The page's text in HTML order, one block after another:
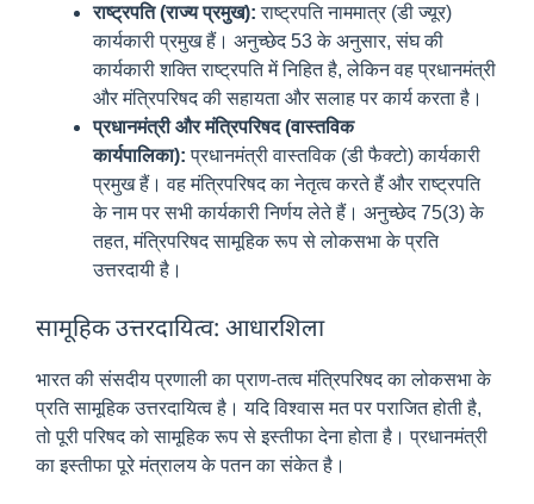
राष्ट्रपति (राज्य प्रमुख): राष्ट्रपति नाममात्र (डी ज्यूर)
कार्यकारी प्रमुख हैं। अनुच्छेद 53 के अनुसार, संघ की
कार्यकारी शक्ति राष्ट्रपति में निहित है, लेकिन वह प्रधानमंत्री
और मंत्रिपरिषद की सहायता और सलाह पर कार्य करता है।
प्रधानमंत्री और मंत्रिपरिषद (वास्तविक
कार्यपालिका): प्रधानमंत्री वास्तविक (डी फैक्टो) कार्यकारी
प्रमुख हैं। वह मंत्रिपरिषद का नेतृत्व करते हैं और राष्ट्रपति
के नाम पर सभी कार्यकारी निर्णय लेते हैं। अनुच्छेद 75(3) के
तहत, मंत्रिपरिषद सामूहिक रूप से लोकसभा के प्रति
उत्तरदायी है।
सामूहिक उत्तरदायित्व: आधारशिला
भारत की संसदीय प्रणाली का प्राण-तत्व मंत्रिपरिषद का लोकसभा के
प्रति सामूहिक उत्तरदायित्व है। यदि विश्वास मत पर पराजित होती है,
तो पूरी परिषद को सामूहिक रूप से इस्तीफा देना होता है। प्रधानमंत्री
का इस्तीफा पूरे मंत्रालय के पतन का संकेत है।